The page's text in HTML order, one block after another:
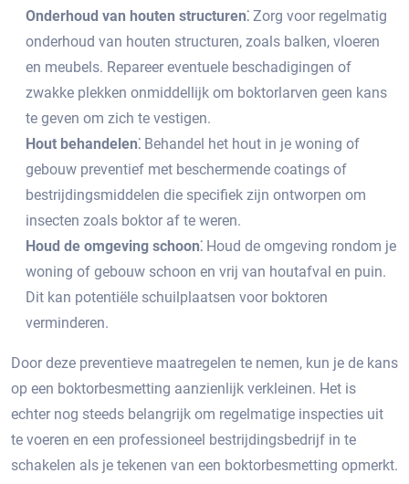
Onderhoud van houten structuren⁚ Zorg voor regelmatig
onderhoud van houten structuren, zoals balken, vloeren
en meubels.​ Repareer eventuele beschadigingen of
zwakke plekken onmiddellijk om boktorlarven geen kans
te geven om zich te vestigen.
Hout behandelen⁚ Behandel het hout in je woning of
gebouw preventief met beschermende coatings of
bestrijdingsmiddelen die specifiek zijn ontworpen om
insecten zoals boktor af te weren.​
Houd de omgeving schoon⁚ Houd de omgeving rondom je
woning of gebouw schoon en vrij van houtafval en puin.​
Dit kan potentiële schuilplaatsen voor boktoren
verminderen.​
Door deze preventieve maatregelen te nemen, kun je de kans
op een boktorbesmetting aanzienlijk verkleinen.​ Het is
echter nog steeds belangrijk om regelmatige inspecties uit
te voeren en een professioneel bestrijdingsbedrijf in te
schakelen als je tekenen van een boktorbesmetting opmerkt.​